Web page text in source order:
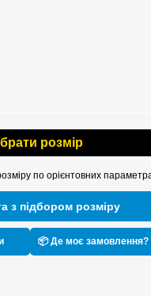
розмір
по орієнтовних
з підбором розміру
📦 Де моє замовлення?